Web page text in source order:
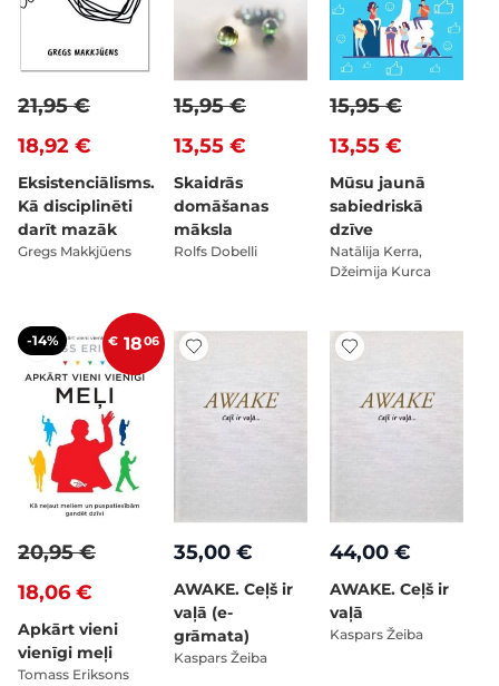
18,92 €
21,95 €
Eksistenciālisms.
Kā disciplinēti
darīt mazāk
Gregs Makkjūens
13,55 €
15,95 €
Skaidrās
domāšanas
māksla
Rolfs Dobelli
13,55 €
15,95 €
Mūsu jaunā
sabiedriskā
dzīve
Natālija Kerra,
Džeimija Kurca
-14% € 1806
18,06 €
20,95 €
Apkārt vieni
vienīgi meļi
Tomass Eriksons
35,00 €
AWAKE. Ceļš ir
vaļā (e-
grāmata)
Kaspars Žeiba
44,00 €
AWAKE. Ceļš ir
vaļā
Kaspars Žeiba